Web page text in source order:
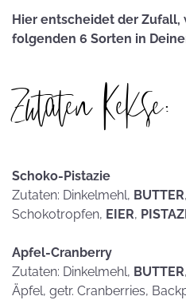
Hier entscheidet der Zufall,
folgenden 6 Sorten in
Zutaten Kekse:
Schoko-Pistazie
Zutaten: Dinkelmehl, BUTTER
Schokotropfen, EIER,
Apfel-Cranberry
Zutaten: Dinkelmehl, BUTTER
Äpfel, getr. Cranberries,